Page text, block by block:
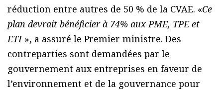
réduction entre autres de 50 % de la CVAE. «Ce
plan devrait bénéficier à 74% aux PME, TPE et
ETI », a assuré le Premier ministre. Des
contreparties sont demandées par le
gouvernement aux entreprises en faveur de
l’environnement et de la gouvernance pour